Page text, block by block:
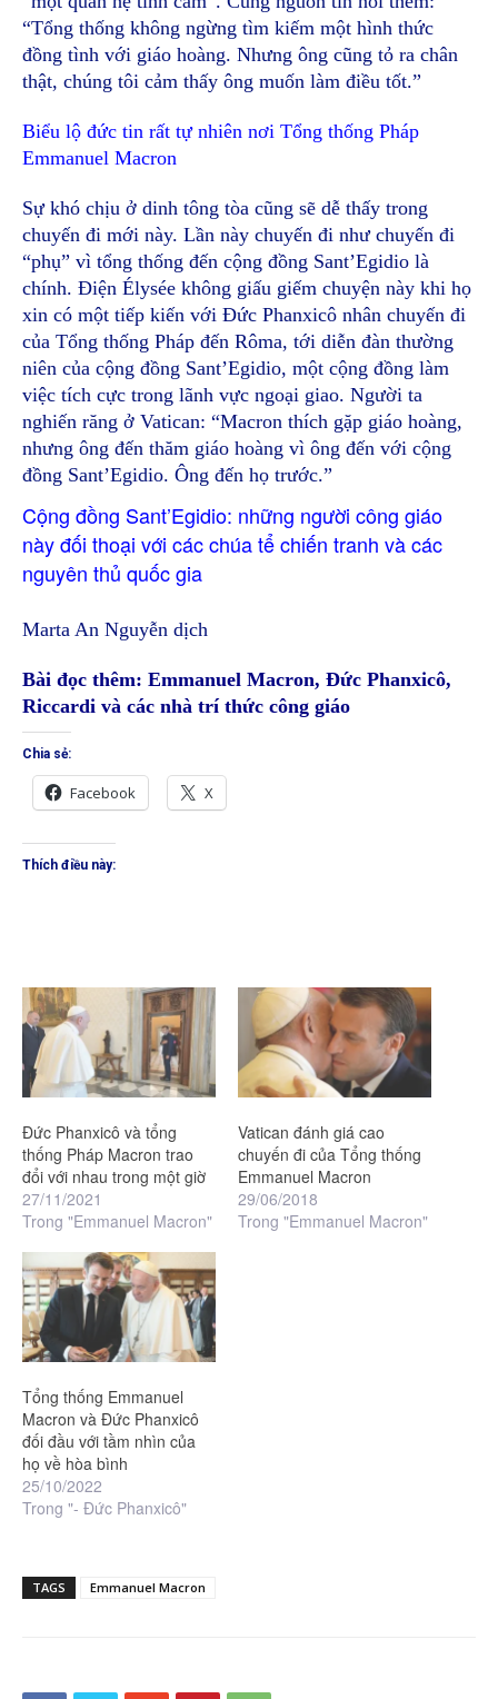
“Tổng thống không ngừng tìm kiếm một hình thức
đồng tình với giáo hoàng. Nhưng ông cũng tỏ ra chân
thật, chúng tôi cảm thấy ông muốn làm điều tốt.”
Biểu lộ đức tin rất tự nhiên nơi Tổng thống Pháp
Emmanuel Macron
Sự khó chịu ở dinh tông tòa cũng sẽ dễ thấy trong
chuyến đi mới này. Lần này chuyến đi như chuyến đi
“phụ” vì tổng thống đến cộng đồng Sant’Egidio là
chính. Điện Élysée không giấu giếm chuyện này khi họ
xin có một tiếp kiến với Đức Phanxicô nhân chuyến đi
của Tổng thống Pháp đến Rôma, tới diễn đàn thường
niên của cộng đồng Sant’Egidio, một cộng đồng làm
việc tích cực trong lãnh vực ngoại giao. Người ta
nghiến răng ở Vatican: “Macron thích gặp giáo hoàng,
nhưng ông đến thăm giáo hoàng vì ông đến với cộng
đồng Sant’Egidio. Ông đến họ trước.”
Cộng đồng Sant’Egidio: những người công giáo
này đối thoại với các chúa tể chiến tranh và các
nguyên thủ quốc gia
Marta An Nguyễn dịch
Bài đọc thêm: Emmanuel Macron, Đức Phanxicô,
Riccardi và các nhà trí thức công giáo
Chia sẻ:
Facebook X
Thích điều này:
Đức Phanxicô và tổng
thống Pháp Macron trao
đổi với nhau trong một giờ
27/11/2021
Trong "Emmanuel Macron"
Vatican đánh giá cao
chuyến đi của Tổng thống
Emmanuel Macron
29/06/2018
Trong "Emmanuel Macron"
Tổng thống Emmanuel
Macron và Đức Phanxicô
đối đầu với tầm nhìn của
họ về hòa bình
25/10/2022
Trong "- Đức Phanxicô"
TAGS Emmanuel Macron